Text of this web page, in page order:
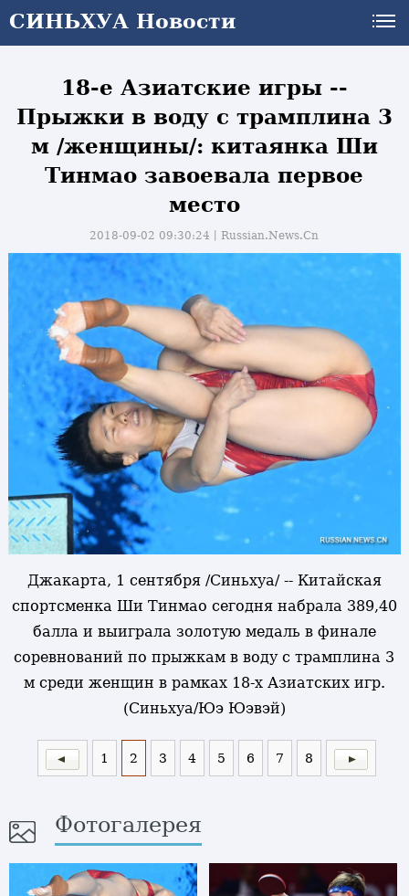
СИНЬХУА Новости
18-е Азиатские игры --
Прыжки в воду с трамплина 3
м /женщины/: китаянка Ши
Тинмао завоевала первое
место
2018-09-02 09:30:24丨Russian.News.Cn
Джакарта, 1 сентября /Синьхуа/ -- Китайская
спортсменка Ши Тинмао сегодня набрала 389,40
балла и выиграла золотую медаль в финале
соревнований по прыжкам в воду с трамплина 3
м среди женщин в рамках 18-х Азиатских игр.
(Синьхуа/Юэ Юэвэй)
1 2 3 4 5 6 7 8
Фотогалерея